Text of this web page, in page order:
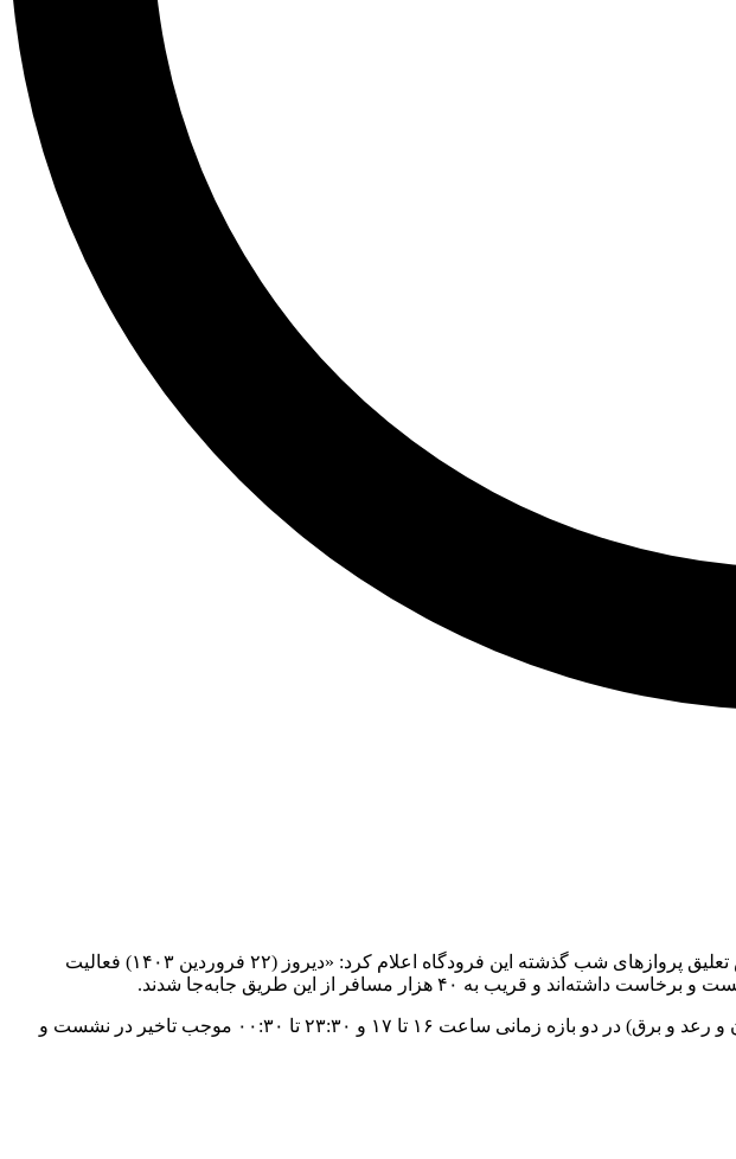
به گزارش منیبان، روابط عمومی فرودگاه بین‌المللی مهرآباد ضمن تکذیب اخبار و حواشی منتشر شده درخصوص تعلیق پروازهای شب گذشته این فرودگاه اعلام کرد: «دیروز (۲۲ فروردین ۱۴۰۳) فعالیت
شایان ذکر است در ۲۴ ساعت گذشته تنها شرایط جوی بهاری رخ داده در تهران (وزش باد شدید، رگبار شدید باران و رعد و برق) در دو بازه زمانی ساعت ۱۶ تا ۱۷ و ۲۳:۳۰ تا ۰۰:۳۰ موجب تاخیر در نشست و